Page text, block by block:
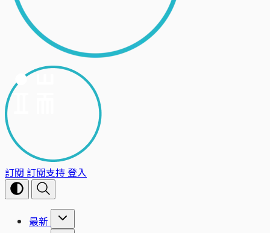
訂閱 訂閱支持登入
最新